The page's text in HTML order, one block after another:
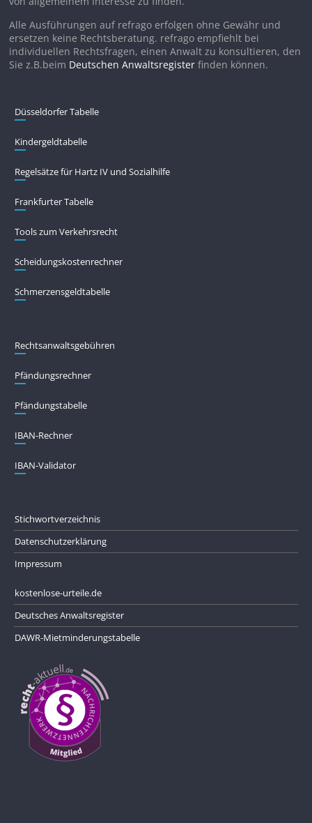
Alle Ausführungen auf refrago erfolgen ohne Gewähr und
ersetzen keine Rechtsberatung. refrago empfiehlt bei
individuellen Rechtsfragen, einen Anwalt zu konsultieren, den
Sie z.B.beim Deutschen Anwaltsregister finden können.
Düsseldorfer Tabelle
Kindergeldtabelle
Regelsätze für Hartz IV und Sozialhilfe
Frankfurter Tabelle
Tools zum Verkehrsrecht
Scheidungskostenrechner
Schmerzensgeldtabelle
Rechtsanwaltsgebühren
Pfändungs­rechner
Pfändungs­tabelle
IBAN-Rechner
IBAN-Validator
Stichwortverzeichnis
Datenschutzerklärung
Impressum
kostenlose-urteile.de
Deutsches Anwaltsregister
DAWR-Mietminderungstabelle